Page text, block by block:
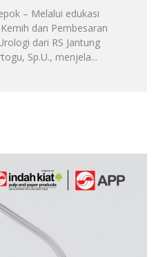
– Melalui edukasi
dan Pembesaran
dari RS Jantung
Sp.U., menjela...